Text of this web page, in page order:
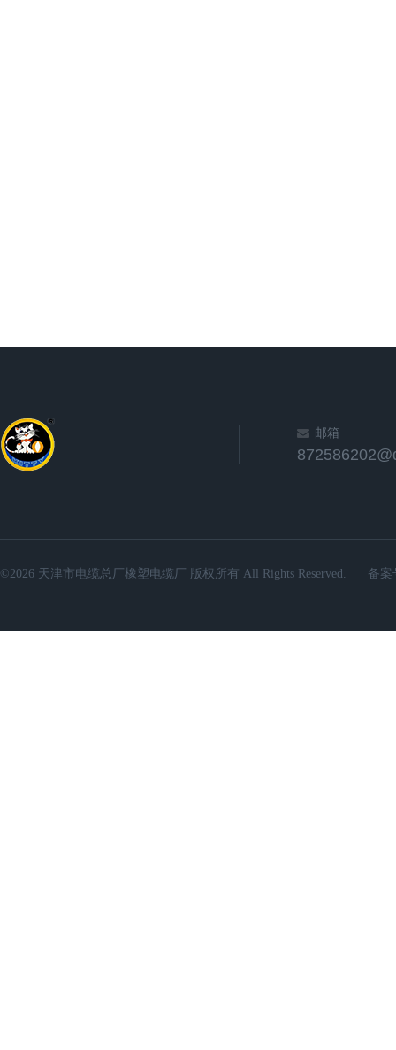
邮箱
©2026 天津市电缆总厂橡塑电缆厂 版权所有 All Rights Reserved. 备案